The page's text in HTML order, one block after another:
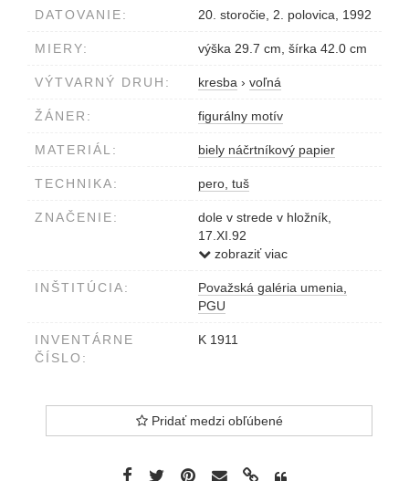
DATOVANIE: 20. storočie, 2. polovica, 1992
MIERY: výška 29.7 cm, šírka 42.0 cm
VÝTVARNÝ DRUH: kresba › voľná
ŽÁNER: figurálny motív
MATERIÁL: biely náčrtníkový papier
TECHNIKA: pero, tuš
ZNAČENIE:
dole v strede v hložník,
17.XI.92
tušomzobraziť viac
INŠTITÚCIA:
Považská galéria umenia,
PGU
INVENTÁRNE
ČÍSLO:
K 1911
Pridať medzi obľúbené